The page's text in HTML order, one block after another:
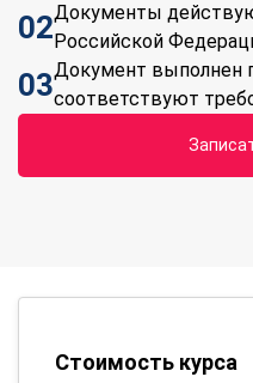
02Документы
Российской
03Документ выполнен
соответствуют
Стоимость курса